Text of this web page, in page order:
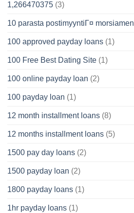
1,266470375 (3)
10 parasta postimyyntiГ¤ morsiamen
100 approved payday loans (1)
100 Free Best Dating Site (1)
100 online payday loan (2)
100 payday loan (1)
12 month installment loans (8)
12 months installment loans (5)
1500 pay day loans (2)
1500 payday loan (2)
1800 payday loans (1)
1hr payday loans (1)